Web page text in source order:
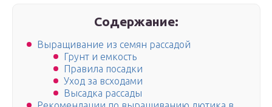
Содержание:
Выращивание из семян рассадой
Грунт и емкость
Правила посадки
Уход за всходами
Высадка рассады